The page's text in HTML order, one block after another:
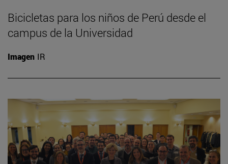
Bicicletas para los niños de Perú desde el
campus de la Universidad
Imagen IR